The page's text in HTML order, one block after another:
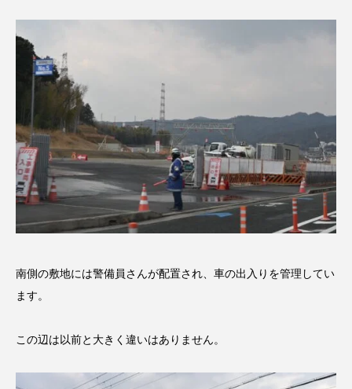
南側の敷地には警備員さんが配置され、車の出入りを管理してい
ます。
この辺は以前と大きく違いはありません。